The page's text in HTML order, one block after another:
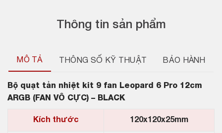
Thông tin sản phẩm
MÔ TẢ THÔNG SỐ KỸ THUẬT BẢO HÀNH
Bộ quạt tản nhiệt kit 9 fan Leopard 6 Pro 12cm
ARGB (FAN VÔ CỰC) – BLACK
Kích thước 120x120x25mm